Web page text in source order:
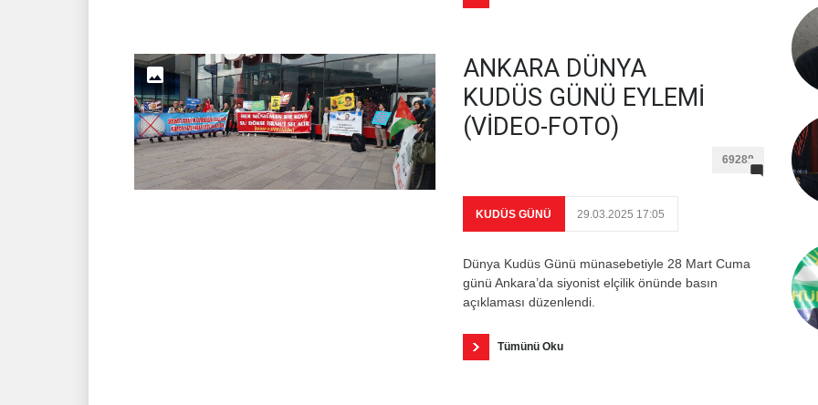
ANKARA DÜNYA
KUDÜS GÜNÜ EYLEMİ
(VİDEO-FOTO)
69288
KUDÜS GÜNÜ 29.03.2025 17:05
Dünya Kudüs Günü münasebetiyle 28 Mart Cuma
günü Ankara’da siyonist elçilik önünde basın
açıklaması düzenlendi.
Tümünü Oku